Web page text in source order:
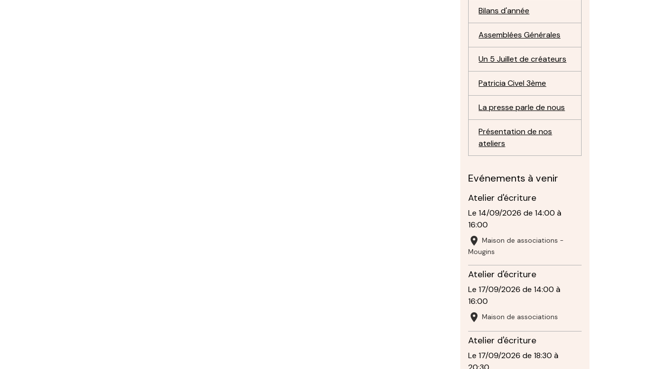
Bilans d'année
Assemblées Générales
Un 5 Juillet de créateurs
Patricia Civel 3ème
La presse parle de nous
Présentation de nos
ateliers
Evénements à venir
Atelier d'écriture
Le 14/09/2026 de 14:00 à
16:00
Maison de associations -
Mougins
Atelier d'écriture
Le 17/09/2026 de 14:00 à
16:00
Maison de associations
Atelier d'écriture
Le 17/09/2026 de 18:30 à